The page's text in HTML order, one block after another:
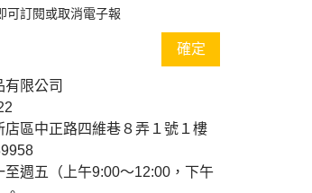
可訂閱或取消電子報
確定
有限公司
店區中正路四維巷８弄１號１樓
至週五（上午9:00～12:00，下午